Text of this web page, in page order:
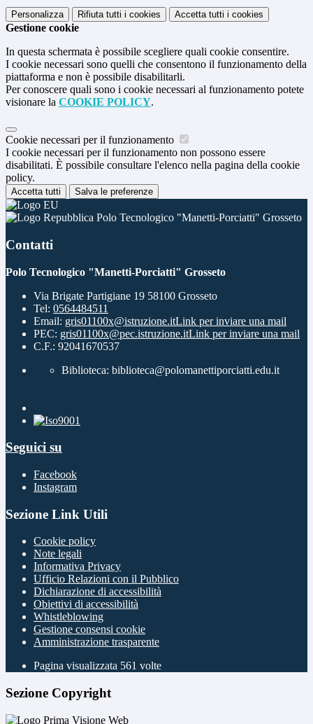
Personalizza Rifiuta tutti i cookies Accetta tutti i cookies
Gestione cookie
In questa schermata è possibile scegliere quali cookie consentire.
I cookie necessari sono quelli che consentono il funzionamento della
piattaforma e non è possibile disabilitarli.
Per conoscere quali sono i cookie necessari al funzionamento potete
visionare la COOKIE POLICY.
Cookie necessari per il funzionamento
I cookie necessari per il funzionamento non possono essere
disabilitati. È possibile consultare l'elenco nella pagina della cookie
policy.
Accetta tutti Salva le preferenze
Polo Tecnologico "Manetti-Porciatti" Grosseto
Contatti
Polo Tecnologico "Manetti-Porciatti" Grosseto
Via Brigate Partigiane 19 58100 Grosseto
Tel: 0564484511
Email: gris01100x@istruzione.itLink per inviare una mail
PEC: gris01100x@pec.istruzione.itLink per inviare una mail
C.F.: 92041670537
Biblioteca: biblioteca@polomanettiporciatti.edu.it
Seguici su
Facebook
Instagram
Sezione Link Utili
Cookie policy
Note legali
Informativa Privacy
Ufficio Relazioni con il Pubblico
Dichiarazione di accessibilità
Obiettivi di accessibilità
Whistleblowing
Gestione consensi cookie
Amministrazione trasparente
Pagina visualizzata 561 volte
Sezione Copyright